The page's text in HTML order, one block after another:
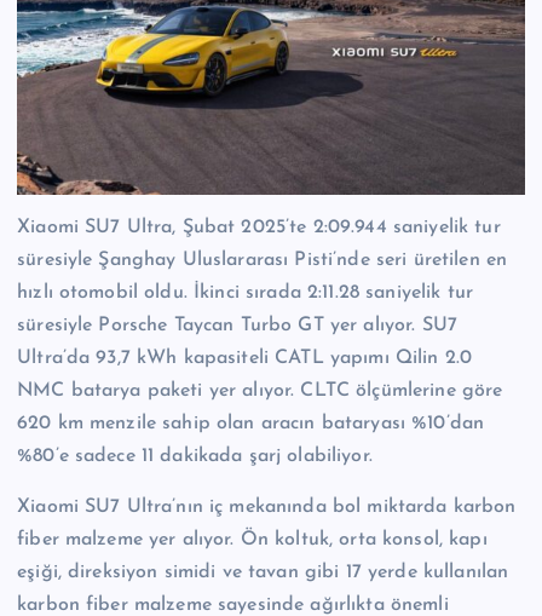
Xiaomi SU7 Ultra, Şubat 2025’te 2:09.944 saniyelik tur
süresiyle Şanghay Uluslararası Pisti’nde seri üretilen en
hızlı otomobil oldu. İkinci sırada 2:11.28 saniyelik tur
süresiyle Porsche Taycan Turbo GT yer alıyor. SU7
Ultra’da 93,7 kWh kapasiteli CATL yapımı Qilin 2.0
NMC batarya paketi yer alıyor. CLTC ölçümlerine göre
620 km menzile sahip olan aracın bataryası %10’dan
%80’e sadece 11 dakikada şarj olabiliyor.
Xiaomi SU7 Ultra’nın iç mekanında bol miktarda karbon
fiber malzeme yer alıyor. Ön koltuk, orta konsol, kapı
eşiği, direksiyon simidi ve tavan gibi 17 yerde kullanılan
karbon fiber malzeme sayesinde ağırlıkta önemli